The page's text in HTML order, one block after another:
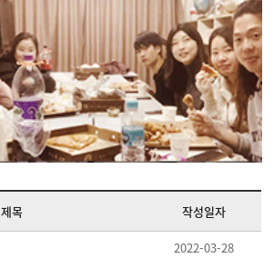
제목 작성일자
2022-03-28